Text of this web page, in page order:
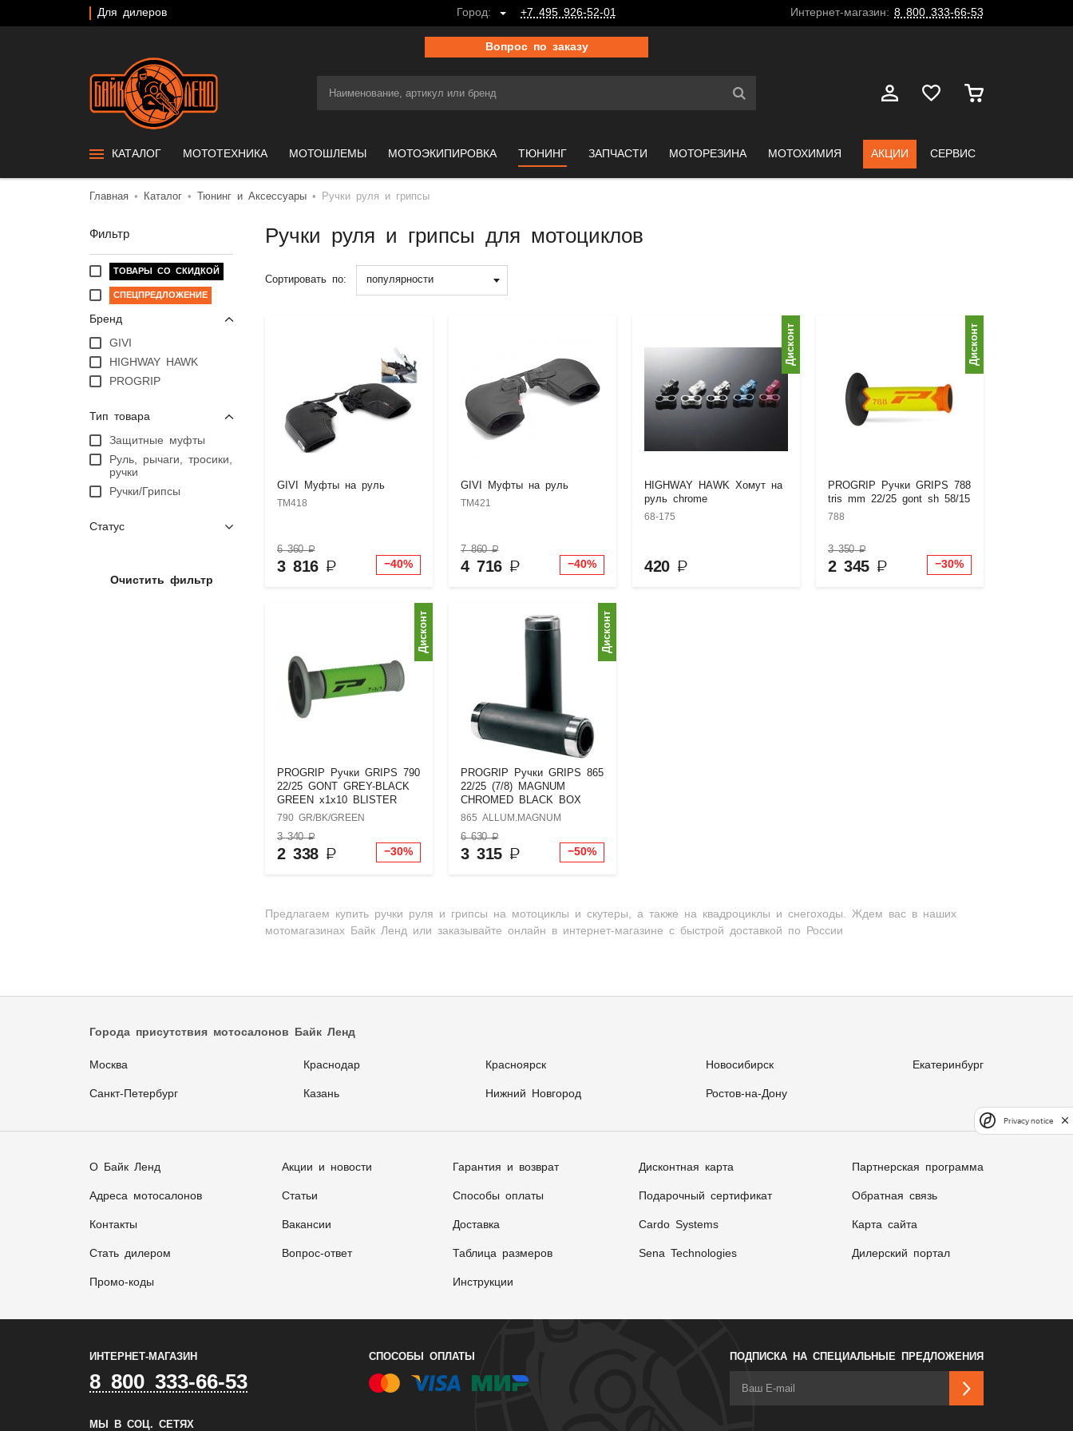
Для дилеров Город: +7 495 926-52-01 Интернет-магазин: 8 800 333-66-53
Вопрос по заказу
КАТАЛОГ МОТОТЕХНИКА МОТОШЛЕМЫ МОТОЭКИПИРОВКА ТЮНИНГ ЗАПЧАСТИ МОТОРЕЗИНА МОТОХИМИЯ АКЦИИ СЕРВИС
Главная Каталог Тюнинг и Аксессуары Ручки руля и грипсы
Фильтр
ТОВАРЫ СО СКИДКОЙ
СПЕЦПРЕДЛОЖЕНИЕ
Бренд
GIVI
HIGHWAY HAWK
PROGRIP
Тип товара
Защитные муфты
Руль, рычаги, тросики,
ручки
Ручки/Грипсы
Статус
Очистить фильтр
Ручки руля и грипсы для мотоциклов
Сортировать по: популярности
GIVI Муфты на руль
TM418
6 360₽
3 816 ₽ −40%
GIVI Муфты на руль
TM421
7 860₽
4 716 ₽ −40%
HIGHWAY HAWK Хомут на
руль chrome
68-175
420 ₽
Дисконт
PROGRIP Ручки GRIPS 788
tris mm 22/25 gont sh 58/15
788
3 350₽
2 345 ₽ −30%
Дисконт
PROGRIP Ручки GRIPS 790
22/25 GONT GREY-BLACK
GREEN x1x10 BLISTER
790 GR/BK/GREEN
3 340₽
2 338 ₽ −30%
Дисконт
PROGRIP Ручки GRIPS 865
22/25 (7/8) MAGNUM
CHROMED BLACK BOX
865 ALLUM.MAGNUM
6 630₽
3 315 ₽ −50%
Дисконт
Предлагаем купить ручки руля и грипсы на мотоциклы и скутеры, а также на квадроциклы и снегоходы. Ждем вас в наших
мотомагазинах Байк Ленд или заказывайте онлайн в интернет-магазине с быстрой доставкой по России
Города присутствия мотосалонов Байк Ленд
Москва
Санкт-Петербург
Краснодар
Казань
Красноярск
Нижний Новгород
Новосибирск
Ростов-на-Дону
Екатеринбург
О Байк Ленд
Адреса мотосалонов
Контакты
Стать дилером
Промо-коды
Акции и новости
Статьи
Вакансии
Вопрос-ответ
Гарантия и возврат
Способы оплаты
Доставка
Таблица размеров
Инструкции
Дисконтная карта
Подарочный сертификат
Cardo Systems
Sena Technologies
Партнерская программа
Обратная связь
Карта сайта
Дилерский портал
ИНТЕРНЕТ-МАГАЗИН
8 800 333-66-53
СПОСОБЫ ОПЛАТЫ
МЫ В СОЦ. СЕТЯХ
ПОДПИСКА НА СПЕЦИАЛЬНЫЕ ПРЕДЛОЖЕНИЯ
Privacy notice